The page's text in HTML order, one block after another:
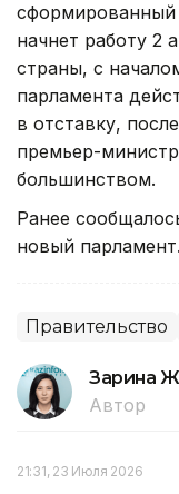
начнет работу 2
страны, с
парламента
в отставку,
премьер-
большинством.
Ранее
новый парламент.
Правительство
Зарина
Автор
21:31, 23 Июля 2026